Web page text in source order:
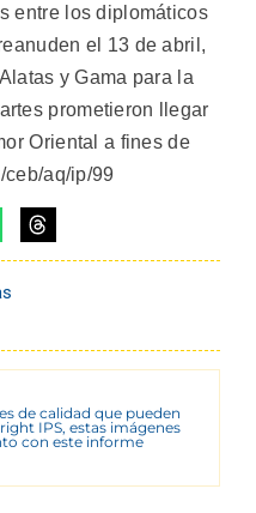
entre los diplomáticos
el 13 de abril,
y Gama para la
prometieron llegar
Oriental a fines de
ceb/aq/ip/99
de calidad que pueden
IPS, estas imágenes
con este informe